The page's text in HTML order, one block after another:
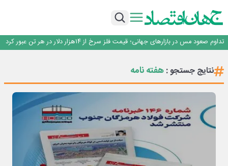
سرپرست اداره کل روابط عمومی بیمه مرکزی منصوب شد
تداوم صعود مس در بازارهای جهانی؛ قیمت فلز سرخ از ۱۴هزار دلار در هر تن عبور کرد
فولاد مبارکه اصفهان
سرپرست اداره کل روابط عمومی بیمه مرکزی منصوب شد
نتایج جستجو :هفته نامه